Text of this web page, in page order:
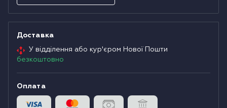
Доставка
У відділення або кур'єром Нової Пошти
безкоштовно
Оплата